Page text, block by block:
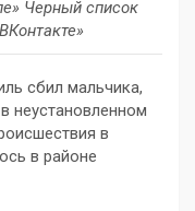
Черный список
сбил мальчика,
неустановленном
в
в районе